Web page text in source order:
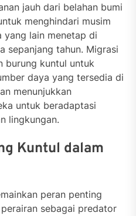
jauh dari belahan bumi
menghindari musim
yang lain menetap di
sepanjang tahun. Migrasi
burung kuntul untuk
daya yang tersedia di
menunjukkan
untuk beradaptasi
lingkungan.
Kuntul dalam
peran penting
sebagai predator